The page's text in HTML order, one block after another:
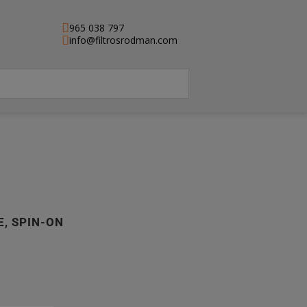
965 038 797
info@filtrosrodman.com
SPIN-ON